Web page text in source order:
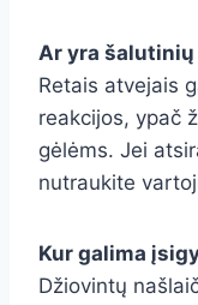
Ar yra
Retais atvejais
reakcijos, ypač
gėlėms. Jei
nutraukite
Kur galima
Džiovintų